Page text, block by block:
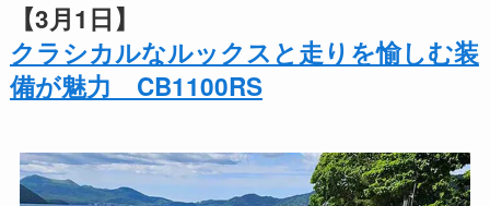
【3月1日】
クラシカルなルックスと走りを愉しむ装
備が魅力 CB1100RS